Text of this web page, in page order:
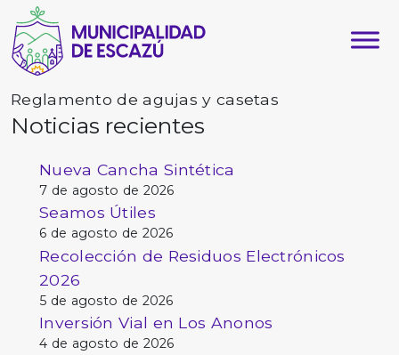
Reglamento de agujas y casetas
Noticias recientes
Nueva Cancha Sintética
7 de agosto de 2026
Seamos Útiles
6 de agosto de 2026
Recolección de Residuos Electrónicos
2026
5 de agosto de 2026
Inversión Vial en Los Anonos
4 de agosto de 2026